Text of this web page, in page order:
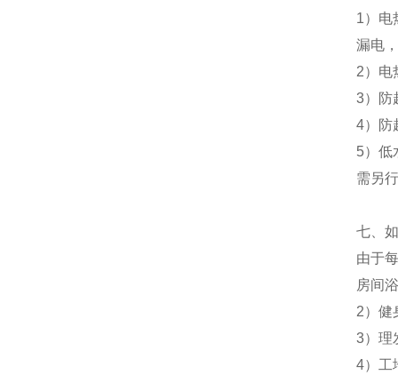
1）电
漏电
2）电
3）防
4）防
5）低
需另
七、
由于
房间
2）健
3）理
4）工